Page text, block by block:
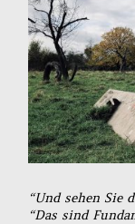
“Und sehen Sie
“Das sind